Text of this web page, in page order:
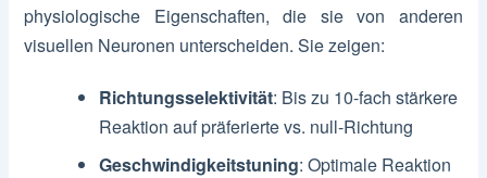
physiologische Eigenschaften, die sie von anderen
visuellen Neuronen unterscheiden. Sie zeigen:
Richtungsselektivität: Bis zu 10-fach stärkere
Reaktion auf präferierte vs. null-Richtung
Geschwindigkeitstuning: Optimale Reaktion